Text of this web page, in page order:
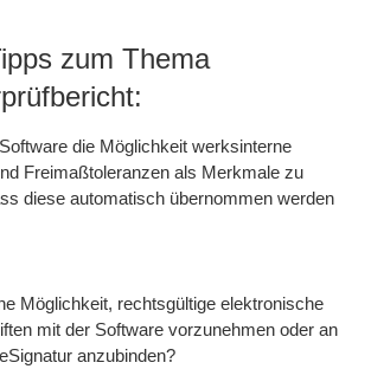
zum Thema
die Möglichkeit werksinterne
Freimaßtoleranzen als Merkmale zu
diese automatisch übernommen werden
Möglichkeit, rechtsgültige elektronische
mit der Software vorzunehmen oder an
anzubinden?